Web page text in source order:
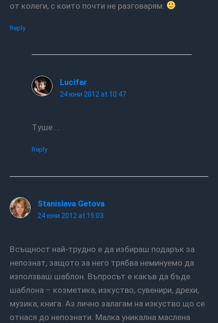
от колеги, с които почти не разговарям.
Reply
Lucifer
24 юни 2012 at 10:47
Туше …
Reply
Stanislava Getova
24 юни 2012 at 15:03
Всъщност най-трудно е да избираш подарък за
непознат, защото за него трябва неминуемо да
използваш шаблон. Въпросът е какъв да бъде
шаблона – козметика, изкуство, сувенири, дрехи,
музика, книга. Аз лично залагам на изкуство що се
отнася до непознати. Малка уникална маслена